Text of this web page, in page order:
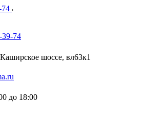
74
39-74
шоссе, вл63к1
до 18:00